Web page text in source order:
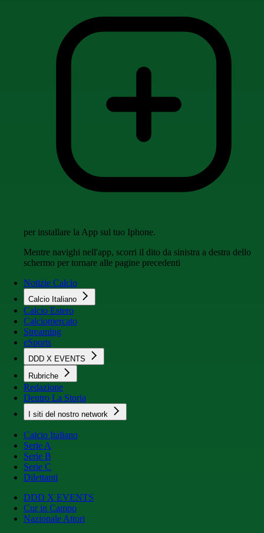
per installare la App sul tuo Iphone.
Mentre navighi nell'app, scorri il dito da sinistra a destra dello
schermo per tornare alle pagine precedenti
Notizie Calcio
Calcio Italiano
Calcio Estero
Calciomercato
Streaming
eSports
DDD X EVENTS
Rubriche
Redazione
Dentro La Storia
I siti del nostro network
Calcio Italiano
Serie A
Serie B
Serie C
Dilettanti
DDD X EVENTS
Cur in Campo
Nazionale Attori